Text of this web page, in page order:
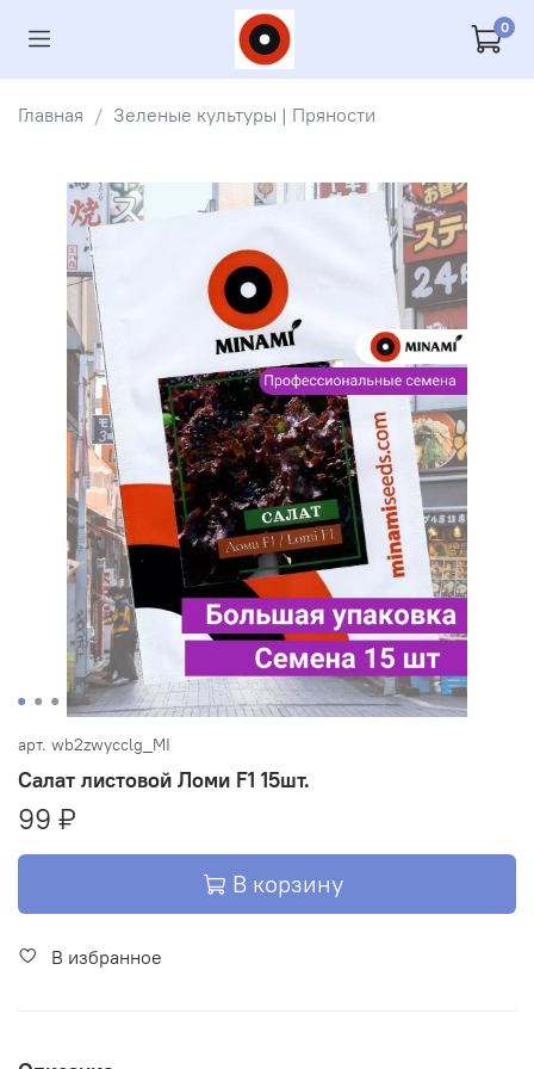
0
Главная Зеленые культуры | Пряности
арт. wb2zwycclg_MI
Салат листовой Ломи F1 15шт.
99 ₽
В корзину
В избранное